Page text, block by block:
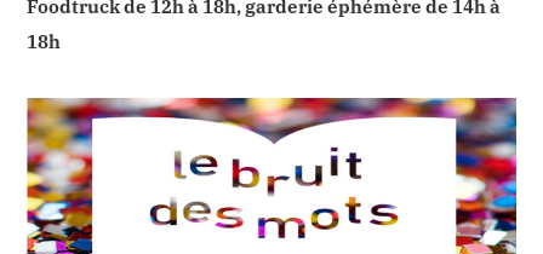
Foodtruck de 12h à 18h, garderie éphémère de 14h à
18h